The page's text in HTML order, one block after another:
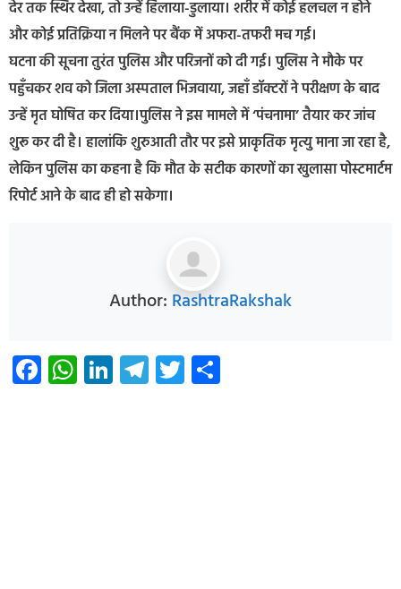
देर तक स्थिर देखा, तो उन्हें हिलाया-डुलाया। शरीर में कोई हलचल न होने
और कोई प्रतिक्रिया न मिलने पर बैंक में अफरा-तफरी मच गई।
​घटना की सूचना तुरंत पुलिस और परिजनों को दी गई। पुलिस ने मौके पर
पहुँचकर शव को जिला अस्पताल भिजवाया, जहाँ डॉक्टरों ने परीक्षण के बाद
उन्हें मृत घोषित कर दिया।​पुलिस ने इस मामले में ‘पंचनामा’ तैयार कर जांच
शुरू कर दी है। हालांकि शुरुआती तौर पर इसे प्राकृतिक मृत्यु माना जा रहा है,
लेकिन पुलिस का कहना है कि मौत के सटीक कारणों का खुलासा पोस्टमार्टम
रिपोर्ट आने के बाद ही हो सकेगा।
Author: RashtraRakshak
Facebook
WhatsApp
LinkedIn
Telegram
Twitter